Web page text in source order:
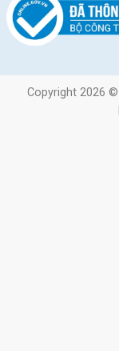
Copyright 2026 ©